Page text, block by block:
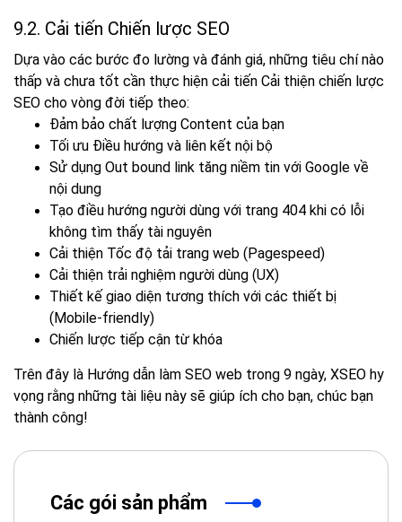
9.2. Cải tiến Chiến lược SEO
Dựa vào các bước đo lường và đánh giá, những tiêu chí nào
thấp và chưa tốt cần thực hiện cải tiến Cải thiện chiến lược
SEO cho vòng đời tiếp theo:
Đảm bảo chất lượng Content của bạn
Tối ưu Điều hướng và liên kết nội bộ
Sử dụng Out bound link tăng niềm tin với Google về
nội dung
Tạo điều hướng người dùng với trang 404 khi có lỗi
không tìm thấy tài nguyên
Cải thiện Tốc độ tải trang web (Pagespeed)
Cải thiện trải nghiệm người dùng (UX)
Thiết kế giao diện tương thích với các thiết bị
(Mobile-friendly)
Chiến lược tiếp cận từ khóa
Trên đây là Hướng dẫn làm SEO web trong 9 ngày, XSEO hy
vọng rằng những tài liệu này sẽ giúp ích cho bạn, chúc bạn
thành công!
Các gói sản phẩm